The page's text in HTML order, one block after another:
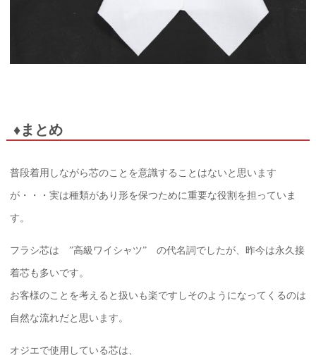
♦まとめ
普段着用しながら芯のことを意識することはないと思います
が・・・実は種類があり形を保つために重要な役割を担っていま
す。
フラシ芯は ”高級ワイシャツ” の代名詞でしたが、昨今は永久接
着芯も多いです。
お客様のことを考えると扱いも楽ですしそのようになってくるのは
自然な流れだと思います。
オジエで使用している芯は、